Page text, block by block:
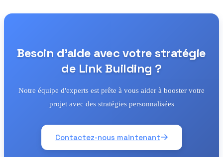
Besoin d'aide avec votre stratégie
de Link Building ?
Notre équipe d'experts est prête à vous aider à booster votre
projet avec des stratégies personnalisées
Contactez-nous maintenant